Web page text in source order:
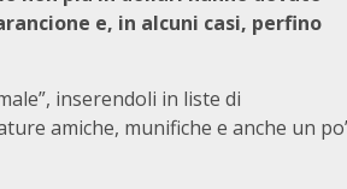
e, in alcuni casi, perfino
inserendoli in liste di
amiche, munifiche e anche un po’